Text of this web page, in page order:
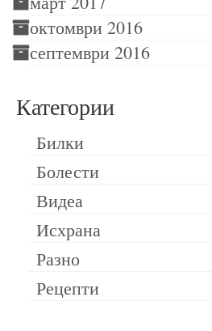
октомври 2016
септември 2016
Категории
Билки
Болести
Видеа
Исхрана
Разно
Рецепти